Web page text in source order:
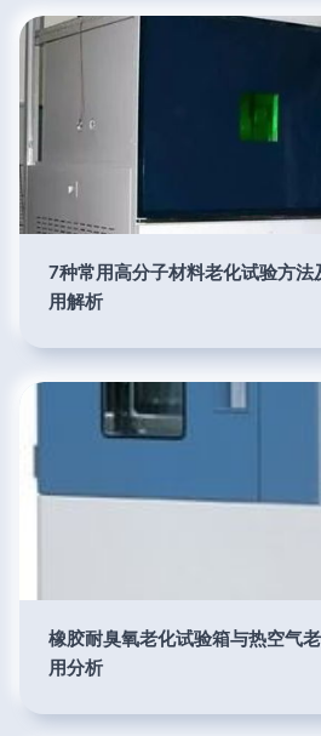
7种常用高分子材料老化试验方法
用解析
橡胶耐臭氧老化试验箱与热空气
用分析